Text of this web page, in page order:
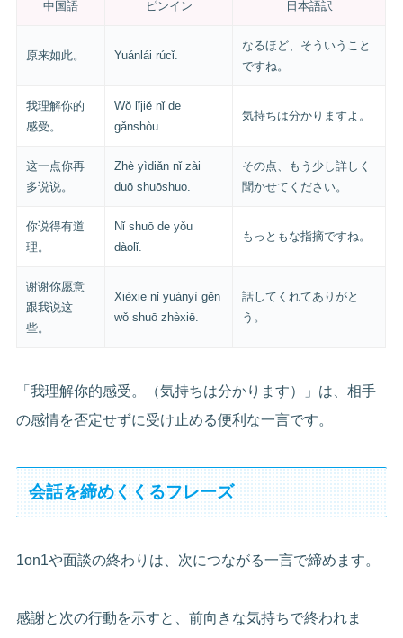
中国語 ピンイン 日本語訳
原来如此。 Yuánlái rúcǐ.
なるほど、そういうこと
ですね。
我理解你的
感受。
Wǒ lǐjiě nǐ de
gǎnshòu.
気持ちは分かりますよ。
这一点你再
多说说。
Zhè yìdiǎn nǐ zài
duō shuōshuo.
その点、もう少し詳しく
聞かせてください。
你说得有道
理。
Nǐ shuō de yǒu
dàolǐ.
もっともな指摘ですね。
谢谢你愿意
跟我说这
些。
Xièxie nǐ yuànyì gēn
wǒ shuō zhèxiē.
話してくれてありがと
う。
「我理解你的感受。（気持ちは分かります）」は、相手
の感情を否定せずに受け止める便利な一言です。
会話を締めくくるフレーズ
1on1や面談の終わりは、次につながる一言で締めます。
感謝と次の行動を示すと、前向きな気持ちで終われま